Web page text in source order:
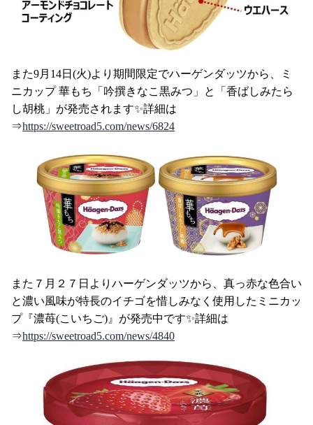
また9月14日(火)より期間限定でハーゲンダッツから、ミ
ニカップ 華もち「吟撰きなこ黒みつ」と「香ばしみたら
し胡桃」が発売されます✨詳細は
⇒https://sweetroad5.com/news/6824
また７月２７日よりハーゲンダッツから、真っ赤な色合い
と濃い風味が特長のイチゴを惜しみなく使用したミニカッ
プ『濃苺(こいちご)』が発売中です✨詳細は
⇒https://sweetroad5.com/news/4840